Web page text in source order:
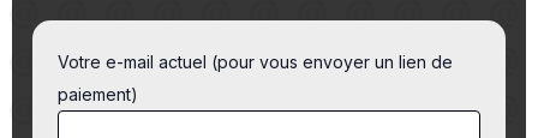
Votre e-mail actuel (pour vous envoyer un lien de
paiement)